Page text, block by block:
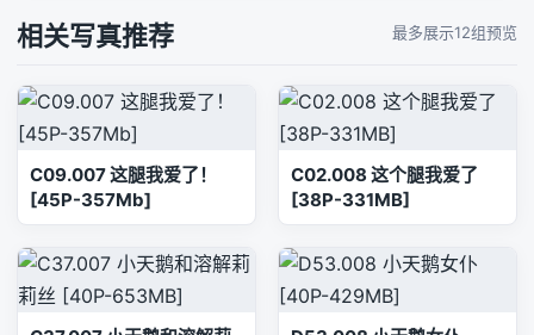
相关写真推荐 最多展示12组预览
C09.007 这腿我爱了！
[45P-357Mb]
C02.008 这个腿我爱了
[38P-331MB]